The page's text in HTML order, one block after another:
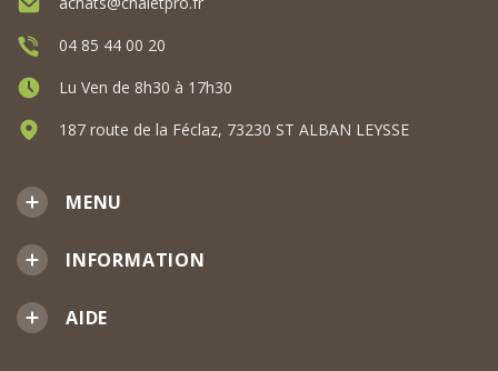
MENU
INFORMATION
AIDE
04 85 44 00 20
Lu Ven de 8h30 à 17h30
187 route de la Féclaz, 73230 ST ALBAN LEYSSE